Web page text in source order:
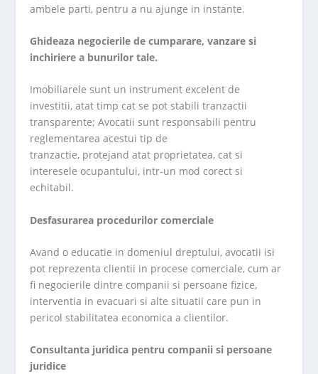
ambele parti, pentru a nu ajunge in instante.
Ghideaza negocierile de cumparare, vanzare si
inchiriere a bunurilor tale.
Imobiliarele sunt un instrument excelent de
investitii, atat timp cat se pot stabili tranzactii
transparente; Avocatii sunt responsabili pentru
reglementarea acestui tip de
tranzactie, protejand atat proprietatea, cat si
interesele ocupantului, intr-un mod corect si
echitabil.
Desfasurarea procedurilor comerciale
Avand o educatie in domeniul dreptului, avocatii isi
pot reprezenta clientii in procese comerciale, cum ar
fi negocierile dintre companii si persoane fizice,
interventia in evacuari si alte situatii care pun in
pericol stabilitatea economica a clientilor.
Consultanta juridica pentru companii si persoane
juridice